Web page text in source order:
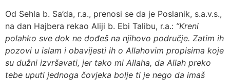
Od Sehla b. Sa’da, r.a., prenosi se da je Poslanik, s.a.v.s.,
na dan Hajbera rekao Aliji b. Ebi Talibu, r.a.: ”Kreni
polahko sve dok ne dođeš na njihovo područje. Zatim ih
pozovi u islam i obavijesti ih o Allahovim propisima koje
su dužni izvršavati, jer tako mi Allaha, da Allah preko
tebe uputi jednoga čovjeka bolje ti je nego da imaš